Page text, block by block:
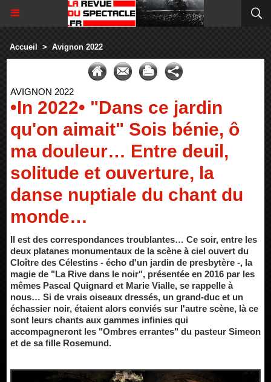
Accueil > Avignon 2022
AVIGNON 2022
•In 2022• "Dans ce jardin
qu'on aimait" Sois bénie, ô
ma douleur… Entre deuil,
solitude et ouverture, la
danse nuptiale du chant du
monde…
Il est des correspondances troublantes… Ce soir, entre les
deux platanes monumentaux de la scène à ciel ouvert du
Cloître des Célestins - écho d'un jardin de presbytère -, la
magie de "La Rive dans le noir", présentée en 2016 par les
mêmes Pascal Quignard et Marie Vialle, se rappelle à
nous… Si de vrais oiseaux dressés, un grand-duc et un
échassier noir, étaient alors conviés sur l'autre scène, là ce
sont leurs chants aux gammes infinies qui
accompagneront les "Ombres errantes" du pasteur Simeon
et de sa fille Rosemund.